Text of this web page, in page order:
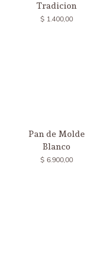
Tradicion
$ 1.400,00
Pan de Molde
Blanco
$ 6.900,00